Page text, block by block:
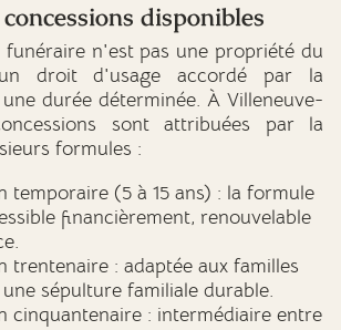
disponibles
funéraire n'est pas une propriété du
droit d'usage accordé par la
durée déterminée. À Villeneuve-
sont attribuées par la
formules :
temporaire (5 à 15 ans) : la formule
financièrement, renouvelable
trentenaire : adaptée aux familles
sépulture familiale durable.
cinquantenaire : intermédiaire entre